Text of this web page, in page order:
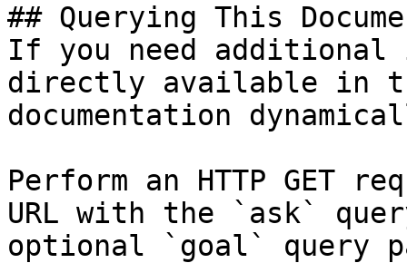
## Querying This
If you need
directly available in
documentation
Perform an HTTP GET
URL with the `ask`
optional `goal` query